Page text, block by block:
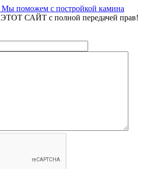
Мы поможем с постройкой камина
САЙТ с полной передачей прав!